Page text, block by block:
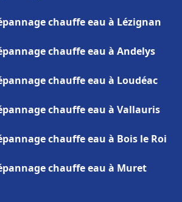
chauffe eau à Lézignan
chauffe eau à Andelys
chauffe eau à Loudéac
chauffe eau à Vallauris
chauffe eau à Bois le Roi
chauffe eau à Muret